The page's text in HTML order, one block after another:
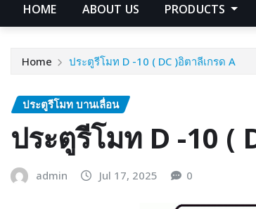
HOME ABOUT US PRODUCTS
Home ประตูรีโมท D -10 ( DC )อิตาลีเกรด A
ประตูรีโมท บานเลื่อน
ประตูรีโมท D -10 (
admin Jul 17, 2025 0